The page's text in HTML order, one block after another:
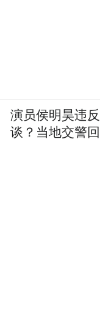
演员侯明昊违
谈？当地交警